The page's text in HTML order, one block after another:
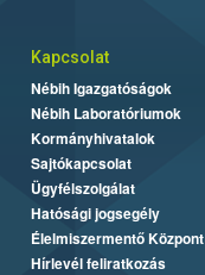
Kapcsolat
Nébih Igazgatóságok
Nébih Laboratóriumok
Kormányhivatalok
Sajtókapcsolat
Ügyfélszolgálat
Hatósági jogsegély
Élelmiszermentő Központ
Hírlevél feliratkozás